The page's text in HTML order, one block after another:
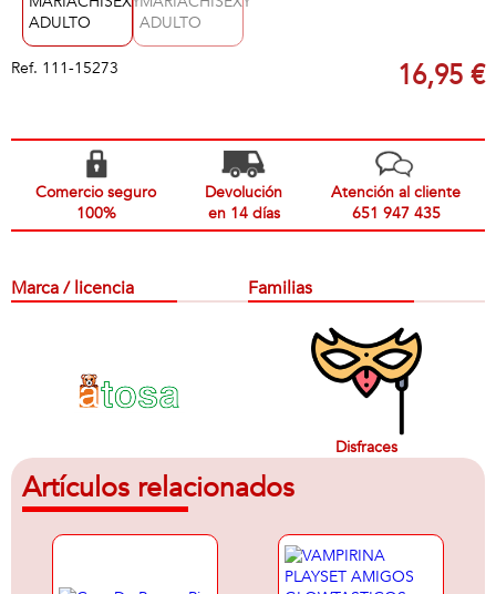
Ref. 111-15273 16,95 €
Comercio seguro
100%
Devolución
en 14 días
Atención al cliente
651 947 435
Marca / licencia Familias
Disfraces
Artículos relacionados